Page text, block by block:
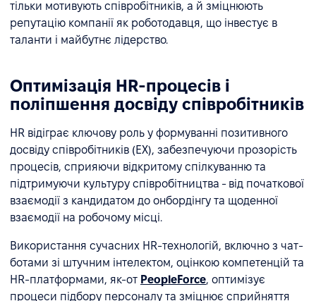
тільки мотивують співробітників, а й зміцнюють
репутацію компанії як роботодавця, що інвестує в
таланти і майбутнє лідерство.
Оптимізація HR-процесів і
поліпшення досвіду співробітників
HR відіграє ключову роль у формуванні позитивного
досвіду співробітників (EX), забезпечуючи прозорість
процесів, сприяючи відкритому спілкуванню та
підтримуючи культуру співробітництва - від початкової
взаємодії з кандидатом до онбордінгу та щоденної
взаємодії на робочому місці.
Використання сучасних HR-технологій, включно з чат-
ботами зі штучним інтелектом, оцінкою компетенцій та
HR-платформами, як-от PeopleForce, оптимізує
процеси підбору персоналу та зміцнює сприйняття